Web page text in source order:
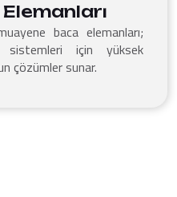
baca elemanları;
sistemleri için yüksek
çözümler sunar.